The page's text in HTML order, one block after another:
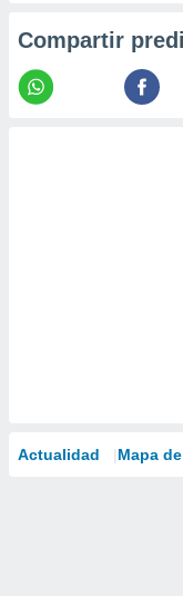
Compartir
Actualidad Mapa